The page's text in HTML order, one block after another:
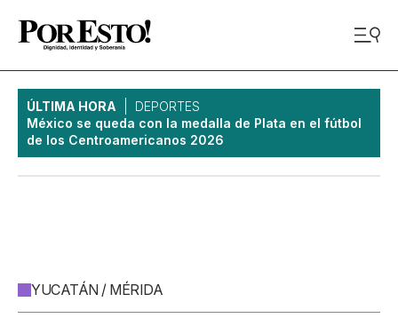
ÚLTIMA HORA
DEPORTES
México se queda con la medalla de Plata en el fútbol
de los Centroamericanos 2026
YUCATÁN / MÉRIDA